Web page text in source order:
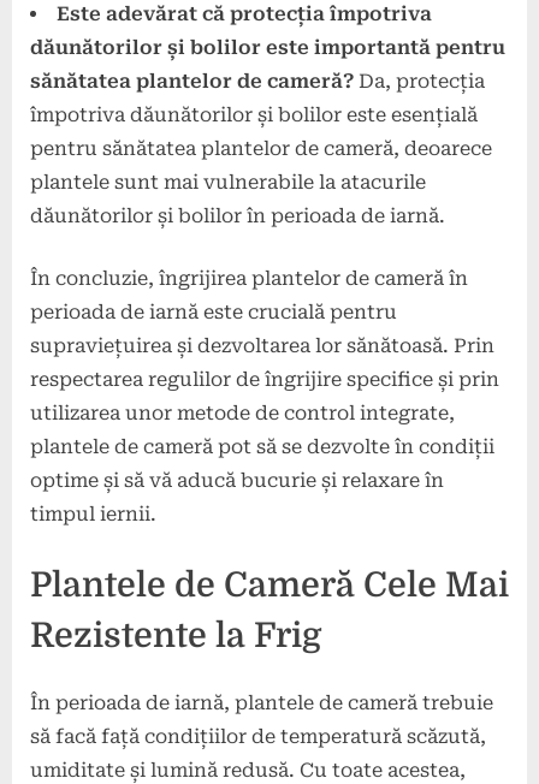
Este adevărat că protecția împotriva
dăunătorilor și bolilor este importantă pentru
sănătatea plantelor de cameră? Da, protecția
împotriva dăunătorilor și bolilor este esențială
pentru sănătatea plantelor de cameră, deoarece
plantele sunt mai vulnerabile la atacurile
dăunătorilor și bolilor în perioada de iarnă.
În concluzie, îngrijirea plantelor de cameră în
perioada de iarnă este crucială pentru
supraviețuirea și dezvoltarea lor sănătoasă. Prin
respectarea regulilor de îngrijire specifice și prin
utilizarea unor metode de control integrate,
plantele de cameră pot să se dezvolte în condiții
optime și să vă aducă bucurie și relaxare în
timpul iernii.
Plantele de Cameră Cele Mai
Rezistente la Frig
În perioada de iarnă, plantele de cameră trebuie
să facă față condițiilor de temperatură scăzută,
umiditate și lumină redusă. Cu toate acestea,